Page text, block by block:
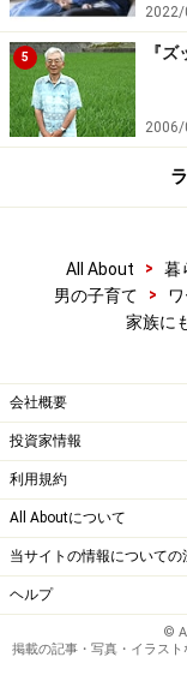
2022/
5 『
All About > 暮
男の子育て
>
家族に
会社概要
投資家情報
利用規約
All Aboutについて
当サイトの情報についての
ヘルプ
©
掲載の記事・写真・イラス